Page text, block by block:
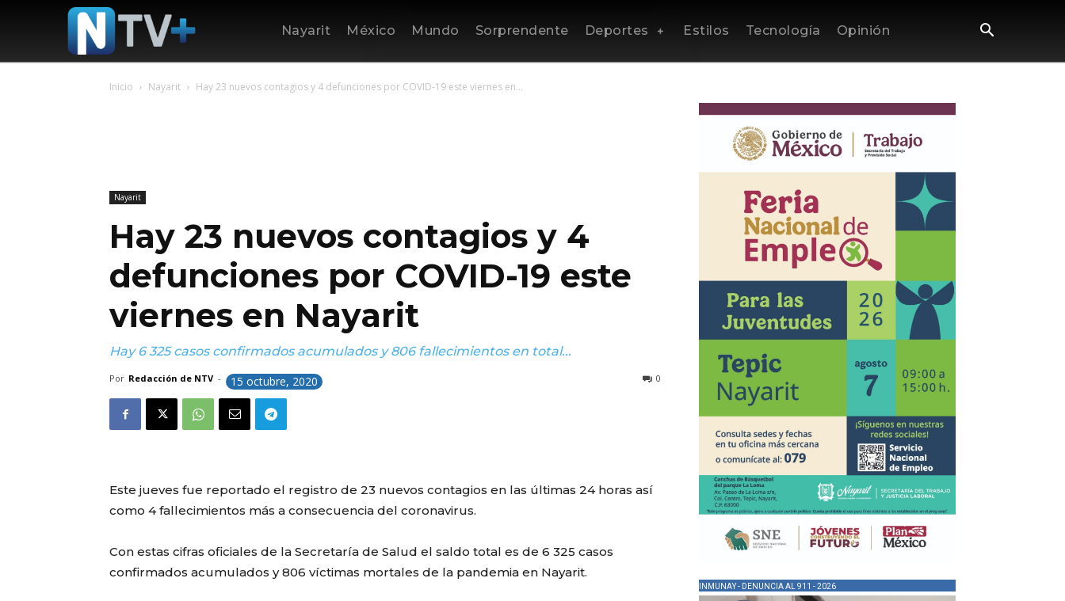
Nayarit México Mundo Sorprendente Deportes Estilos Tecnología Opinión
Inicio Nayarit Hay 23 nuevos contagios y 4 defunciones por COVID-19 este viernes en...
Nayarit
Hay 23 nuevos contagios y 4
defunciones por COVID-19 este
viernes en Nayarit
Hay 6 325 casos confirmados acumulados y 806 fallecimientos en total...
Por Redacción de NTV - 15 octubre, 2020 0
Este jueves fue reportado el registro de 23 nuevos contagios en las últimas 24 horas así
como 4 fallecimientos más a consecuencia del coronavirus.
Con estas cifras oficiales de la Secretaría de Salud el saldo total es de 6 325 casos
confirmados acumulados y 806 víctimas mortales de la pandemia en Nayarit.
INMUNAY - DENUNCIA AL 911 - 2026